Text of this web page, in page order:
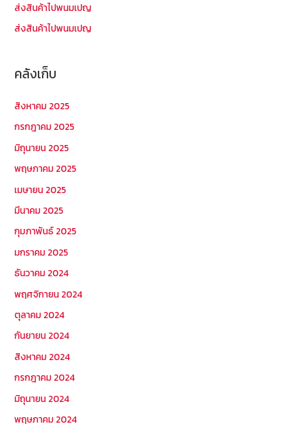
ส่งสินค้าไปพนมเปญ
ส่งสินค้าไปพนมเปญ
คลังเก็บ
สิงหาคม 2025
กรกฎาคม 2025
มิถุนายน 2025
พฤษภาคม 2025
เมษายน 2025
มีนาคม 2025
กุมภาพันธ์ 2025
มกราคม 2025
ธันวาคม 2024
พฤศจิกายน 2024
ตุลาคม 2024
กันยายน 2024
สิงหาคม 2024
กรกฎาคม 2024
มิถุนายน 2024
พฤษภาคม 2024